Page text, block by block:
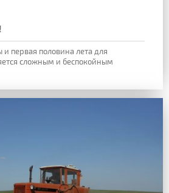
и первая половина лета для
сложным и беспокойным